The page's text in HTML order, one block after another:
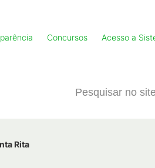
Concursos Acesso a
Rita